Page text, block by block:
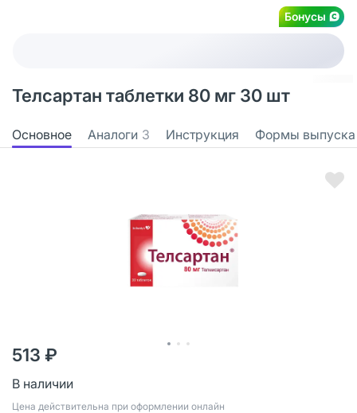
Бонусы
Телсартан таблетки 80 мг 30 шт
Основное Аналоги 3 Инструкция Формы выпуска
513 ₽
В наличии
Цена действительна при оформлении онлайн